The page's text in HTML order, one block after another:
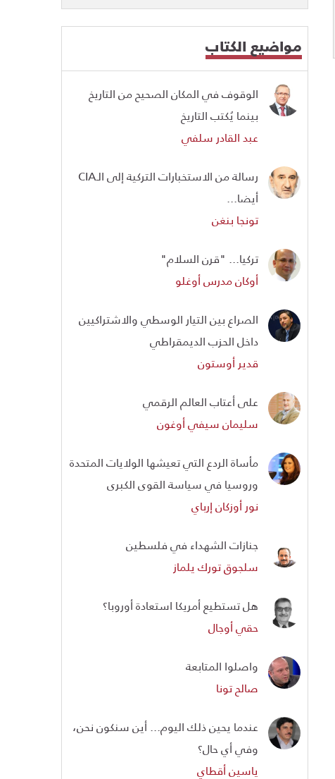
مواضيع الكتاب
الوقوف في المكان الصحيح من التاريخ
بينما يُكتب التاريخ
عبد القادر سلفي
رسالة من الاستخبارات التركية إلى الـCIA
أيضا...
تونجا بنغن
تركيا... "قرن السلام"
أوكان مدرس أوغلو
الصراع بين التيار الوسطي والاشتراكيين
داخل الحزب الديمقراطي
قدير أوستون
على أعتاب العالم الرقمي
سليمان سيفي أوغون
مأساة الردع التي تعيشها الولايات المتحدة
وروسيا في سياسة القوى الكبرى
نور أوزكان إرباي
جنازات الشهداء في فلسطين
سلجوق تورك يلماز
هل تستطيع أمريكا استعادة أوروبا؟
حقي أوجال
واصلوا المتابعة
صالح تونا
عندما يحين ذلك اليوم... أين سنكون نحن،
وفي أي حال؟
ياسين أقطاي